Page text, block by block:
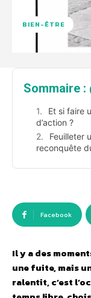
BIEN-ÊTRE
Sommaire :
Et si faire
d’action ?
Feuilleter
reconquête
Facebook
Il y a des
une fuite, mais
ralentit, c’est